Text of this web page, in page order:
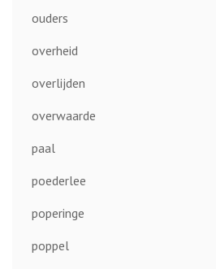
ouders
overheid
overlijden
overwaarde
paal
poederlee
poperinge
poppel